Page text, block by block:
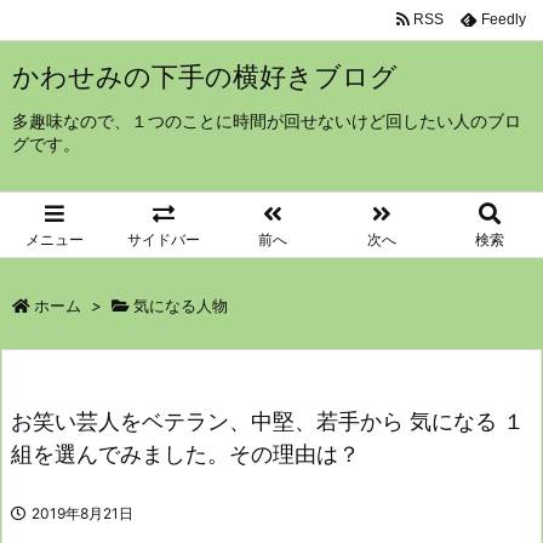
かわせみの下手の横好きブログ
多趣味なので、１つのことに時間が回せないけど回したい人のブロ
グです。
メニュー サイドバー 前へ 次へ 検索
RSS Feedly
ホーム > 気になる人物
お笑い芸人をベテラン、中堅、若手から 気になる １
組を選んでみました。その理由は？
2019年8月21日